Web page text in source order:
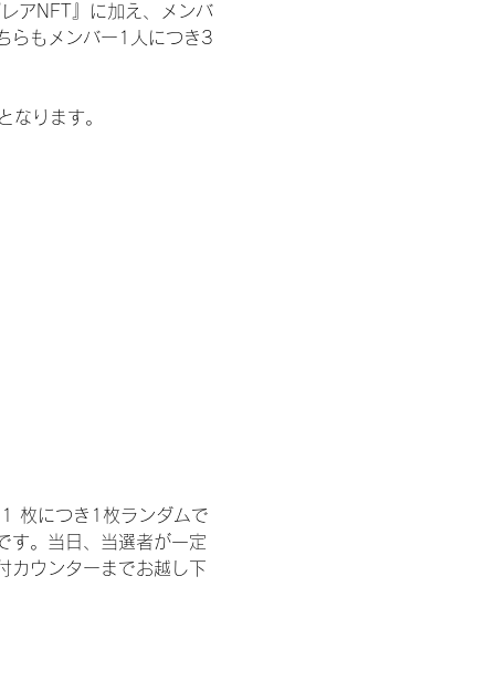
アNFT』に加え、メンバ
らもメンバー1人につき3
なります。
枚につき1枚ランダムで
す。当日、当選者が一定
カウンターまでお越し下